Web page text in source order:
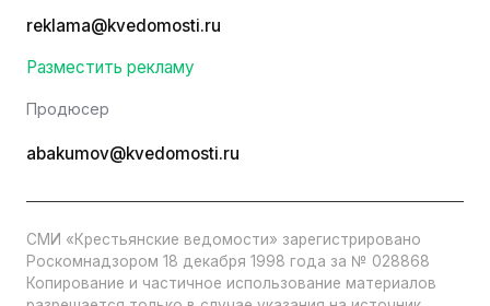
reklama@kvedomosti.ru
Разместить рекламу
Продюсер
abakumov@kvedomosti.ru
СМИ «Крестьянские ведомости» зарегистрировано
Роскомнадзором 18 декабря 1998 года за № 028868
Копирование и частичное использование материалов